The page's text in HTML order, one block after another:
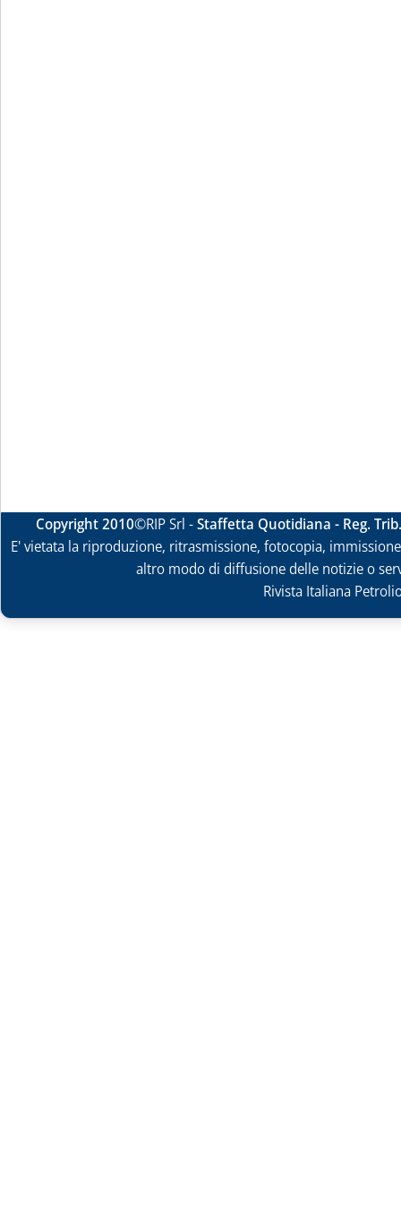
Copyright 2010©RIP Srl -Staffetta Quotidiana - Reg.
E' vietata la riproduzione, ritrasmissione, fotocopia,
altro modo di diffusione delle notizie o
Rivista Italiana